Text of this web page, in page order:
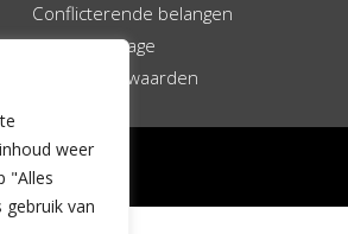
weer
"Alles
van
Conflicterende belangen
Servicebijdrage
Online voorwaarden